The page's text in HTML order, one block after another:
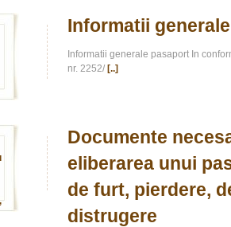
Informatii
Informatii generale pasaport In
nr. 2252/ [..]
Documente
eliberarea unui
de furt, pierdere,
distrugere